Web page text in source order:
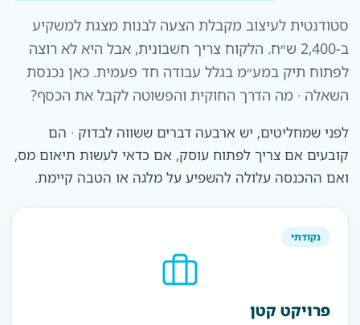
סטודנטית לעיצוב מקבלת הצעה לבנות מצגת למשקיע
ב-2,400 ש״ח. הלקוח צריך חשבונית, אבל היא לא רוצה
לפתוח תיק במע״מ בגלל עבודה חד פעמית. כאן נכנסת
השאלה · מה הדרך החוקית והפשוטה לקבל את הכסף?
לפני שמחליטים, יש ארבעה דברים ששווה לבדוק · הם
קובעים אם צריך לפתוח עוסק, אם כדאי לעשות תיאום מס,
ואם ההכנסה עלולה להשפיע על מלגה או הטבה קיימת.
נקודתי
פרויקט קטן